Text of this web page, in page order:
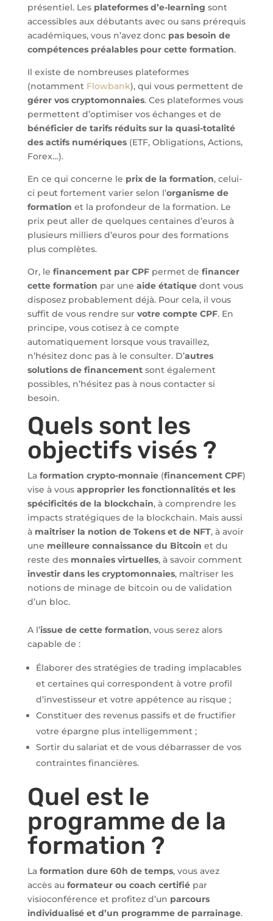
présentiel. Les plateformes d’e-learning sont
accessibles aux débutants avec ou sans prérequis
académiques, vous n’avez donc pas besoin de
compétences préalables pour cette formation.
Il existe de nombreuses plateformes
(notamment Flowbank), qui vous permettent de
gérer vos cryptomonnaies. Ces plateformes vous
permettent d’optimiser vos échanges et de
bénéficier de tarifs réduits sur la quasi-totalité
des actifs numériques(ETF, Obligations, Actions,
Forex…).
En ce qui concerne le prix de la formation, celui-
ci peut fortement varier selon l’organisme de
formation et la profondeur de la formation. Le
prix peut aller de quelques centaines d’euros à
plusieurs milliers d’euros pour des formations
plus complètes.
Or, le financement par CPFpermet de financer
cette formation par une aide étatiquedont vous
disposez probablement déjà. Pour cela, il vous
suffit de vous rendre sur votre compte CPF. En
principe, vous cotisez à ce compte
automatiquement lorsque vous travaillez,
n’hésitez donc pas à le consulter. D’autres
solutions de financementsont également
possibles, n’hésitez pas à nous contacter si
besoin.
Quels sont les
objectifs visés ?
La formation crypto-monnaie(financement CPF)
vise à vous approprier les fonctionnalités et les
spécificités de la blockchain, à comprendre les
impacts stratégiques de la blockchain. Mais aussi
à maîtriser la notion de Tokens et de NFT, à avoir
une meilleure connaissance du Bitcoin et du
reste des monnaies virtuelles, à savoir comment
investir dans les cryptomonnaies, maîtriser les
notions de minage de bitcoin ou de validation
d’un bloc.
A l’issue de cette formation, vous serez alors
capable de :
Élaborer des stratégies de trading implacables
et certaines qui correspondent à votre profil
d’investisseur et votre appétence au risque ;
Constituer des revenus passifs et de fructifier
votre épargne plus intelligemment ;
Sortir du salariat et de vous débarrasser de vos
contraintes financières.
Quel est le
programme de la
formation ?
La formation dure 60h de temps, vous avez
accès au formateur ou coach certifiépar
visioconférence et profitez d’un parcours
individualisé et d’un programme de parrainage.